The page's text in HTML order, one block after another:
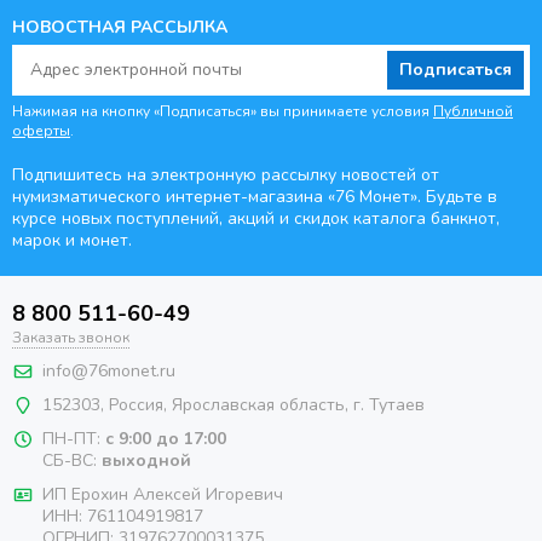
НОВОСТНАЯ РАССЫЛКА
Подписаться
Нажимая на кнопку «Подписаться» вы принимаете условия Публичной
оферты.
Подпишитесь на электронную рассылку новостей от
нумизматического интернет-магазина «76 Монет». Будьте в
курсе новых поступлений, акций и скидок каталога банкнот,
марок и монет.
8 800 511-60-49
Заказать звонок
info@76monet.ru
152303, Россия, Ярославская область, г. Тутаев
ПН-ПТ: с 9:00 до 17:00
СБ-ВС: выходной
ИП Ерохин Алексей Игоревич
ИНН: 761104919817